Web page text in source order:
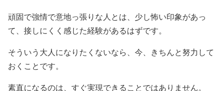
頑固で強情で意地っ張りな人とは、少し怖い印象があっ
て、接しにくく感じた経験があるはずです。
そういう大人になりたくないなら、今、きちんと努力して
おくことです。
素直になるのは、すぐ実現できることではありません。